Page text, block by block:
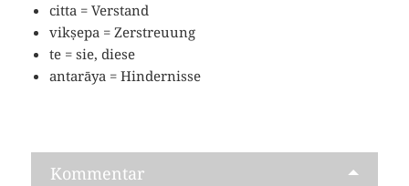
citta = Verstand
vikṣepa = Zerstreuung
te = sie, diese
antarāya = Hindernisse
Kommentar